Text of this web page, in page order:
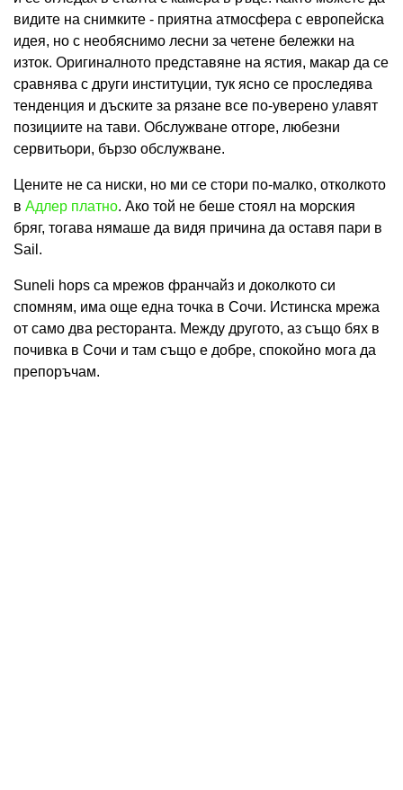
видите на снимките - приятна атмосфера с европейска
идея, но с необяснимо лесни за четене бележки на
изток. Оригиналното представяне на ястия, макар да се
сравнява с други институции, тук ясно се проследява
тенденция и дъските за рязане все по-уверено улавят
позициите на тави. Обслужване отгоре, любезни
сервитьори, бързо обслужване.
Цените не са ниски, но ми се стори по-малко, отколкото
в Адлер платно. Ако той не беше стоял на морския
бряг, тогава нямаше да видя причина да оставя пари в
Sail.
Suneli hops са мрежов франчайз и доколкото си
спомням, има още една точка в Сочи. Истинска мрежа
от само два ресторанта. Между другото, аз също бях в
почивка в Сочи и там също е добре, спокойно мога да
препоръчам.